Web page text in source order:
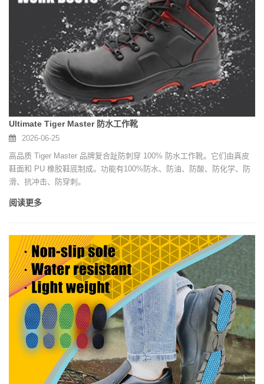
Ultimate Tiger Master 防水工作靴
2026-06-25
高品质 Tiger Master 品牌复合趾防刺穿 100% 防水工作靴。它们由真皮
鞋面和 PU 橡胶鞋底制成。功能有100%防水、防油、防酸、防化学、防
滑、抗冲击、防穿刺。
阅读更多